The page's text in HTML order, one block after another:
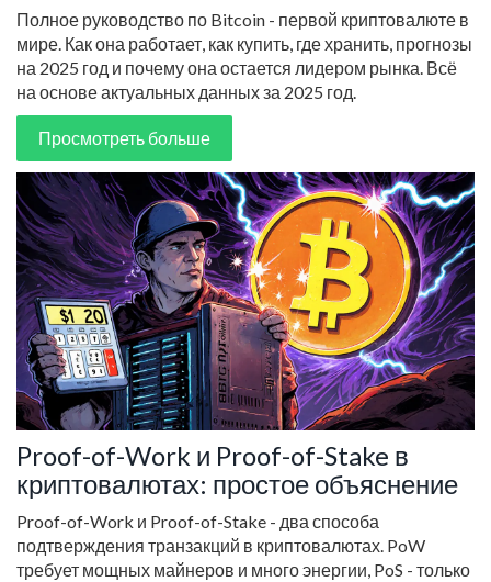
Полное руководство по Bitcoin - первой криптовалюте в
мире. Как она работает, как купить, где хранить, прогнозы
на 2025 год и почему она остается лидером рынка. Всё
на основе актуальных данных за 2025 год.
Просмотреть больше
Proof-of-Work и Proof-of-Stake в
криптовалютах: простое объяснение
Proof-of-Work и Proof-of-Stake - два способа
подтверждения транзакций в криптовалютах. PoW
требует мощных майнеров и много энергии, PoS - только